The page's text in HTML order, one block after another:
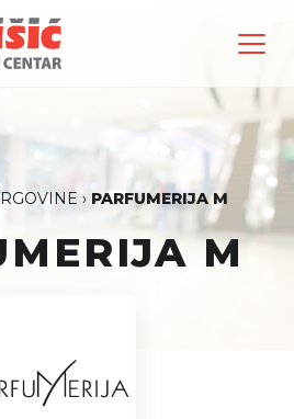
› PARFUMERIJA M
M